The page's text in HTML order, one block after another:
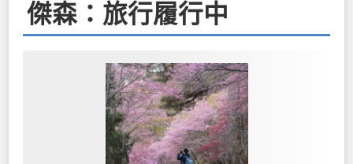
傑森：旅行履行中